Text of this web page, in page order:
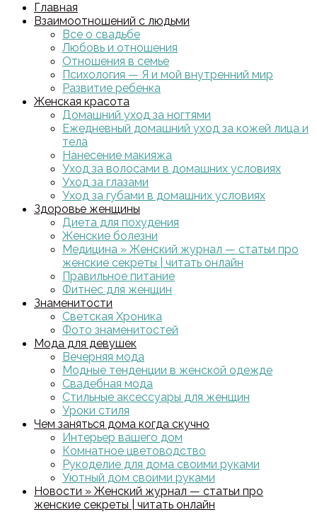
Главная
Взаимоотношений с людьми
Все о свадьбе
Любовь и отношения
Отношения в семье
Психология — Я и мой внутренний мир
Развитие ребенка
Женская красота
Домашний уход за ногтями
Ежедневный домашний уход за кожей лица и
тела
Нанесение макияжа
Уход за волосами в домашних условиях
Уход за глазами
Уход за губами в домашних условиях
Здоровье женщины
Диета для похудения
Женские болезни
Медицина » Женский журнал — статьи про
женские секреты | читать онлайн
Правильное питание
Фитнес для женщин
Знаменитости
Светская Хроника
Фото знаменитостей
Мода для девушек
Вечерняя мода
Модные тенденции в женской одежде
Свадебная мода
Стильные аксессуары для женщин
Уроки стиля
Чем заняться дома когда скучно
Интерьер вашего дом
Комнатное цветоводство
Рукоделие для дома своими руками
Уютный дом своими руками
Новости » Женский журнал — статьи про
женские секреты | читать онлайн